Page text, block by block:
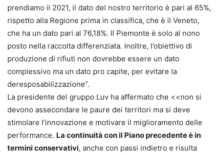
prendiamo il 2021, il dato del nostro territorio è pari al 65%,
rispetto alla Regione prima in classifica, che è il Veneto,
che ha un dato pari al 76,18%. Il Piemonte è solo al nono
posto nella raccolta differenziata. Inoltre, l’obiettivo di
produzione di rifiuti non dovrebbe essere un dato
complessivo ma un dato pro capite, per evitare la
deresposabilizzazione”.
La presidente del gruppo Luv ha affermato che <<non si
devono assecondare le paure dei territori ma si deve
stimolare l’innovazione e motivare il miglioramento delle
performance. La continuità con il Piano precedente è in
termini conservativi, anche con passi indietro e risulta